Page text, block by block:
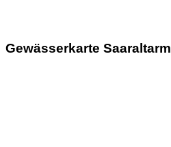
Gewässerkarte Saaraltarm